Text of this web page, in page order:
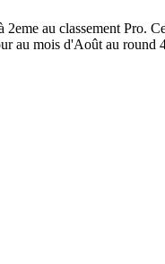
au classement Pro.
au mois d'Août au